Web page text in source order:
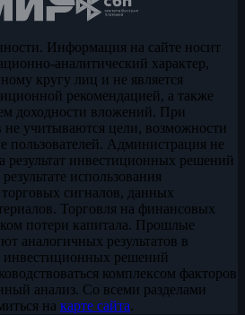
Информация на сайте носит
аналитический характер,
кругу лиц и не является
рекомендацией, а также
доходности вложений. При
не учитываются цели, возможности
пользователей. Администрация не
результат инвестиционных решений
использования
сигналов, данных
Торговля на финансовых
потери капитала. Прошлые
аналогичных результатов в
решений
комплексом факторов
анализ. Со всеми разделами
на карте сайта.